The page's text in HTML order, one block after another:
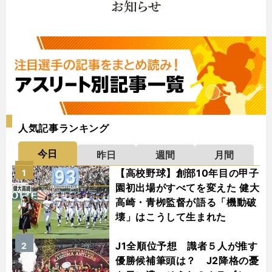
人気記事ランキング
今日 昨日 週間
月間
【高校野球】創部10年目の甲子
園初出場がすべてを変えた 健大
高崎・青栁監督が語る「機動破
壊」はこうして生まれた
1
J1全順位予想 識者５人が推す
優勝候補筆頭は？ J2降格の憂
2